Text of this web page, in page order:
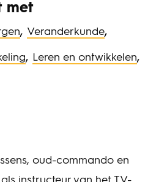
met
, Veranderkunde,
, Leren en ontwikkelen,
oud-commando en